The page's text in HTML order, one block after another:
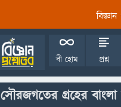
বী হোম প্রশ্ন
সৌরজগতের গ্রহের